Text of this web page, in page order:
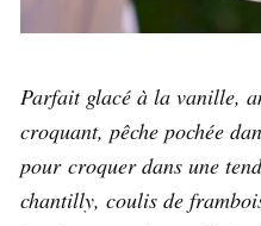
Parfait glacé à la vanille,
croquant, pêche pochée
pour croquer dans une
chantilly, coulis de